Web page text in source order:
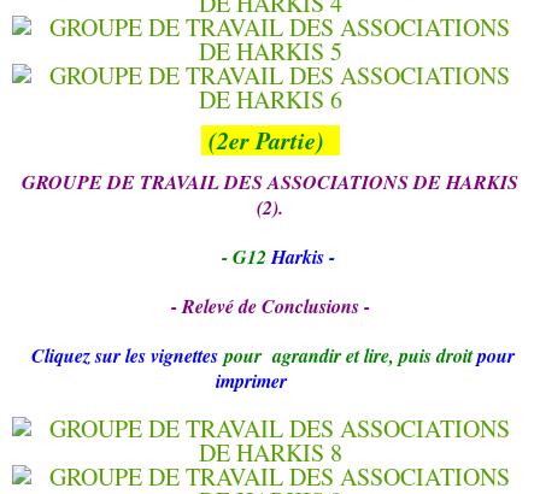
(2er Partie)
GROUPE DE TRAVAIL DES ASSOCIATIONS DE HARKIS
(2).
- G12Harkis -
- Relevé de Conclusions -
Cliquez sur les vignettespour agrandir etlire, puis droitpour
imprimer